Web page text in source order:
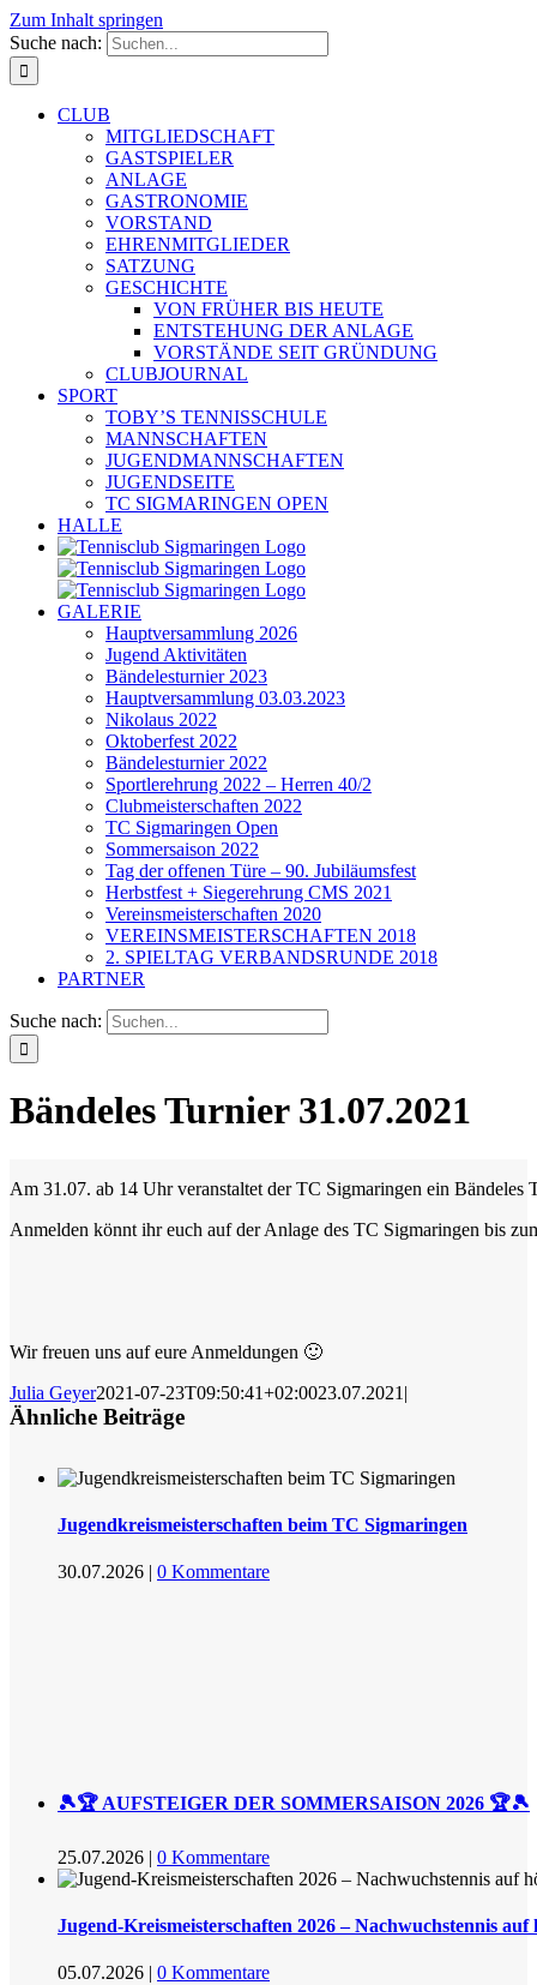
Zum Inhalt springen
Suche nach:
CLUB
MITGLIEDSCHAFT
GASTSPIELER
ANLAGE
GASTRONOMIE
VORSTAND
EHRENMITGLIEDER
SATZUNG
GESCHICHTE
VON FRÜHER BIS HEUTE
ENTSTEHUNG DER ANLAGE
VORSTÄNDE SEIT GRÜNDUNG
CLUBJOURNAL
SPORT
TOBY’S TENNISSCHULE
MANNSCHAFTEN
JUGENDMANNSCHAFTEN
JUGENDSEITE
TC SIGMARINGEN OPEN
HALLE
GALERIE
Hauptversammlung 2026
Jugend Aktivitäten
Bändelesturnier 2023
Hauptversammlung 03.03.2023
Nikolaus 2022
Oktoberfest 2022
Bändelesturnier 2022
Sportlerehrung 2022 – Herren 40/2
Clubmeisterschaften 2022
TC Sigmaringen Open
Sommersaison 2022
Tag der offenen Türe – 90. Jubiläumsfest
Herbstfest + Siegerehrung CMS 2021
Vereinsmeisterschaften 2020
VEREINSMEISTERSCHAFTEN 2018
2. SPIELTAG VERBANDSRUNDE 2018
PARTNER
Suche nach:
Bändeles Turnier 31.07.2021
Am 31.07. ab 14 Uhr veranstaltet der TC Sigmaringen ein Bändeles
Anmelden könnt ihr euch auf der Anlage des TC Sigmaringen bis
Wir freuen uns auf eure Anmeldungen 🙂
Julia Geyer2021-07-23T09:50:41+02:0023.07.2021 |
Ähnliche Beiträge
Jugendkreismeisterschaften beim TC Sigmaringen
30.07.2026 | 0 Kommentare
🎾🏆 AUFSTEIGER DER SOMMERSAISON 2026 🏆🎾
25.07.2026 | 0 Kommentare
Jugend-Kreismeisterschaften 2026 – Nachwuchstennis
05.07.2026 0 Kommentare